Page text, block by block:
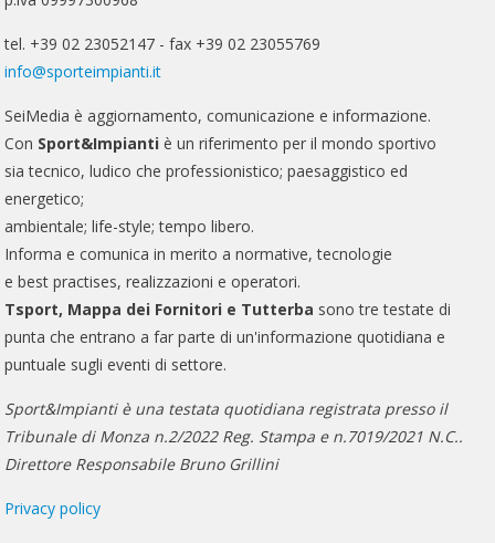
tel. +39 02 23052147 - fax +39 02 23055769
info@sporteimpianti.it
SeiMedia è aggiornamento, comunicazione e informazione.
Con Sport&Impianti è un riferimento per il mondo sportivo
sia tecnico, ludico che professionistico; paesaggistico ed
energetico;
ambientale; life-style; tempo libero.
Informa e comunica in merito a normative, tecnologie
e best practises, realizzazioni e operatori.
Tsport, Mappa dei Fornitori e Tutterba sono tre testate di
punta che entrano a far parte di un'informazione quotidiana e
puntuale sugli eventi di settore.
Sport&Impianti è una testata quotidiana registrata presso il
Tribunale di Monza n.2/2022 Reg. Stampa e n.7019/2021 N.C..
Direttore Responsabile Bruno Grillini
Privacy policy